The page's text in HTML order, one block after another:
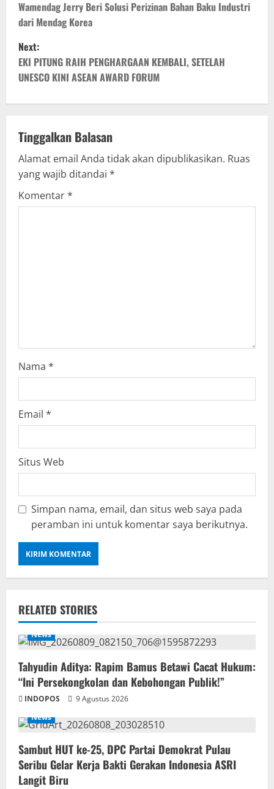
o
s
t
n
v
i
g
Wamendag Jerry Beri Solusi Perizinan Bahan Baku Industri
dari Mendag Korea
Next:
EKI PITUNG RAIH PENGHARGAAN KEMBALI, SETELAH
UNESCO KINI ASEAN AWARD FORUM
Tinggalkan Balasan
Alamat email Anda tidak akan dipublikasikan. Ruas
yang wajib ditandai *
Komentar*
Nama *
Email *
Situs Web
Simpan nama, email, dan situs web saya pada
peramban ini untuk komentar saya berikutnya.
RELATED STORIES
News
‎Tahyudin Aditya: Rapim Bamus Betawi Cacat Hukum:
“Ini Persekongkolan dan Kebohongan Publik!”
INDOPOS
9 Agustus 2026
News
‎Sambut HUT ke-25, DPC Partai Demokrat Pulau
Seribu Gelar Kerja Bakti Gerakan Indonesia ASRI
Langit Biru